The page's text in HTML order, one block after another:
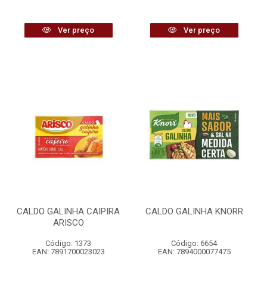
Ver preço Ver preço
CALDO GALINHA CAIPIRA
ARISCO
Código: 1373
EAN: 7891700023023
CALDO GALINHA KNORR
Código: 6654
EAN: 7894000077475